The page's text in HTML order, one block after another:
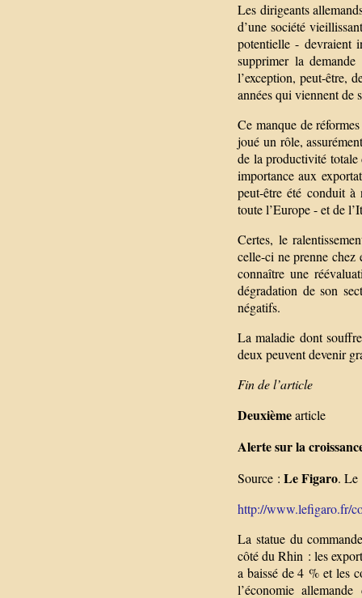
Les dirigeants
d’une société
potentielle - devraient
supprimer la
l’exception, peut-être,
années qui viennent de
Ce manque de
joué un rôle,
de la productivité totale
importance aux
peut-être été conduit à
toute l’Europe - et de
Certes, le
celle-ci ne prenne chez
connaître une
dégradation de son
négatifs.
La maladie dont
deux peuvent devenir
Fin de l’article
Deuxièmearticle
Alerte sur la
Source : Le Figaro. Le
http://www.lefigaro.fr/
La statue du
côté du Rhin : les
a baissé de 4 % et les
l’économie